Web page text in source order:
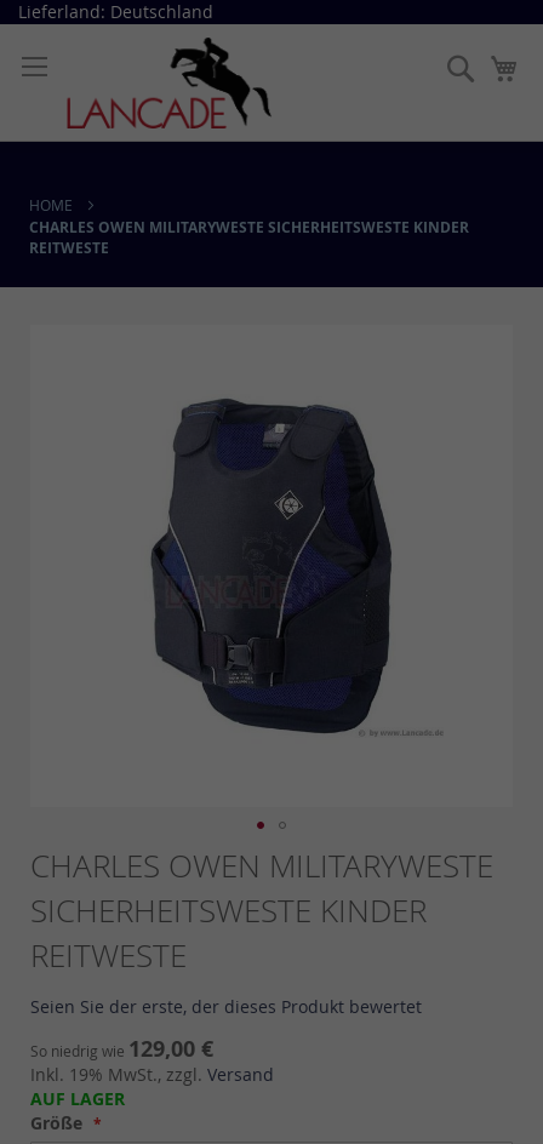
Direkt
Inhalt
Lieferland: Deutschland
Suche
HOME
CHARLES OWEN MILITARYWESTE SICHERHEITSWESTE KINDER
REITWESTE
Skip
to
the
beginning
of
the
images
CHARLES OWEN MILITARYWESTE
SICHERHEITSWESTE KINDER
REITWESTE
Seien Sie der erste, der dieses Produkt bewertet
So niedrig wie 129,00 €
Inkl. 19% MwSt., zzgl. Versand
AUF LAGER
Größe